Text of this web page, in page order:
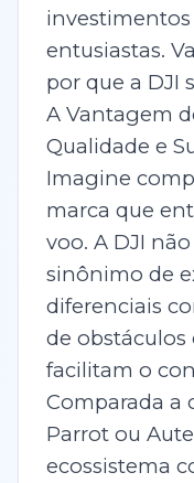
investimentos
entusiastas.
por que a DJI
A Vantagem
Qualidade e
Imagine
marca que
voo. A DJI
sinônimo de
diferenciais
de
facilitam o
Comparada a
Parrot ou
ecossistema